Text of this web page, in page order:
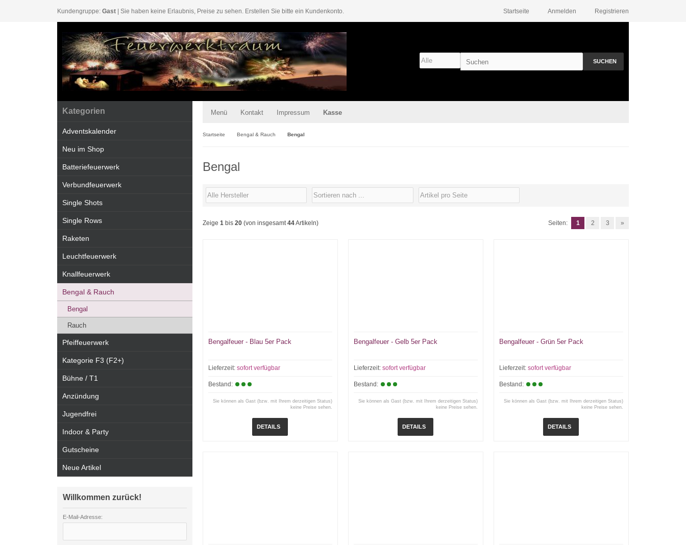
Kundengruppe: Gast | Sie haben keine Erlaubnis, Preise zu sehen. Erstellen Sie bitte ein Kundenkonto. Registrieren
Anmelden
Startseite
SUCHEN
Menü Kontakt Impressum Kasse
Startseite Bengal & Rauch Bengal
Bengal
Zeige 1 bis 20 (von insgesamt44Artikeln) Seiten: 1 2 3 »
Bengalfeuer - Blau 5er Pack
Lieferzeit: sofort verfügbar
Bestand:
Sie können als Gast (bzw. mit Ihrem derzeitigen Status)
keine Preise sehen.
DETAILS
Bengalfeuer - Gelb 5er Pack
Lieferzeit: sofort verfügbar
Bestand:
Sie können als Gast (bzw. mit Ihrem derzeitigen Status)
keine Preise sehen.
DETAILS
Bengalfeuer - Grün 5er Pack
Lieferzeit: sofort verfügbar
Bestand:
Sie können als Gast (bzw. mit Ihrem derzeitigen Status)
keine Preise sehen.
DETAILS
Kategorien
Adventskalender
Neu im Shop
Batteriefeuerwerk
Verbundfeuerwerk
Single Shots
Single Rows
Raketen
Leuchtfeuerwerk
Knallfeuerwerk
Bengal & Rauch
Bengal
Rauch
Pfeiffeuerwerk
Kategorie F3 (F2+)
Bühne / T1
Anzündung
Jugendfrei
Indoor & Party
Gutscheine
Neue Artikel
Willkommen zurück!
E-Mail-Adresse: